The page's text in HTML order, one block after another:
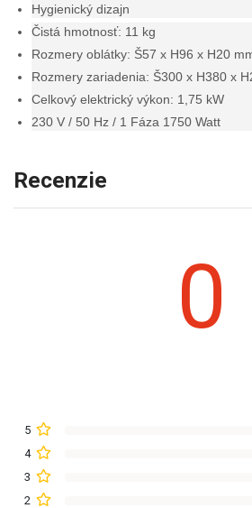
Hygienický dizajn
Čistá hmotnosť: 11 kg
Rozmery oblátky: Š57 x H96 x H20
Rozmery zariadenia: Š300 x H380 x
Celkový elektrický výkon: 1,75 kW
230 V / 50 Hz / 1 Fáza 1750 Watt
Recenzie
0
5
4
3
2